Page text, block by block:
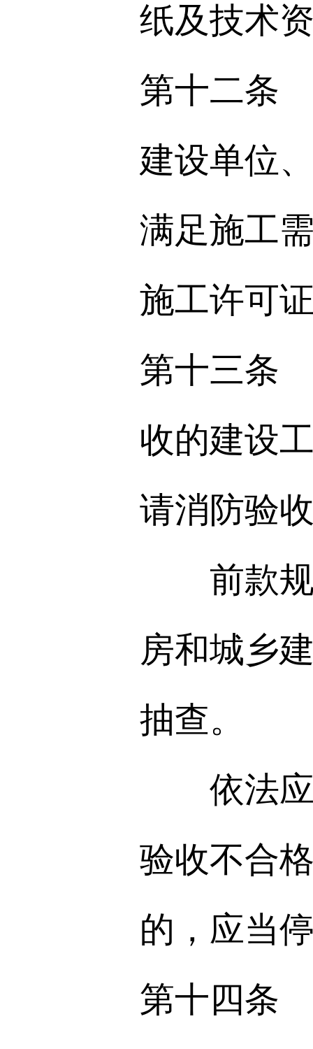
纸及技术
第十二条
建设单位
满足施工
施工许可
第十三条
收的建设
请消防验
前款规
房和城乡
抽查。
依法应
验收不合
的，应当
第十四条